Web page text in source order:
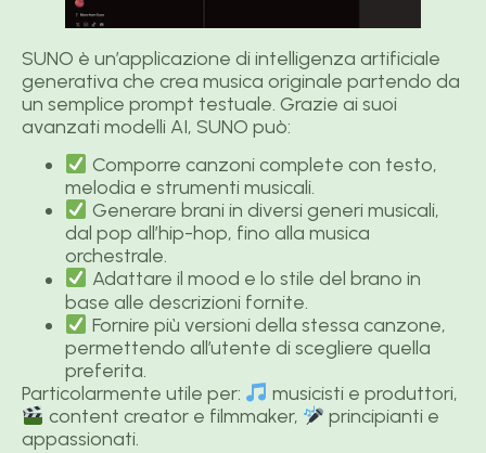
SUNO è un’applicazione di intelligenza artificiale
generativa che crea musica originale partendo da
un semplice prompt testuale. Grazie ai suoi
avanzati modelli AI, SUNO può:
Comporre canzoni complete con testo,
melodia e strumenti musicali.
Generare brani in diversi generi musicali,
dal pop all’hip-hop, fino alla musica
orchestrale.
Adattare il mood e lo stile del brano in
base alle descrizioni fornite.
Fornire più versioni della stessa canzone,
permettendo all’utente di scegliere quella
preferita.
Particolarmente utile per:
musicisti e produttori,
content creator e filmmaker,
principianti e
appassionati.